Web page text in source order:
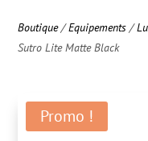
Boutique/Equipements /
Sutro Lite Matte Black
Promo !